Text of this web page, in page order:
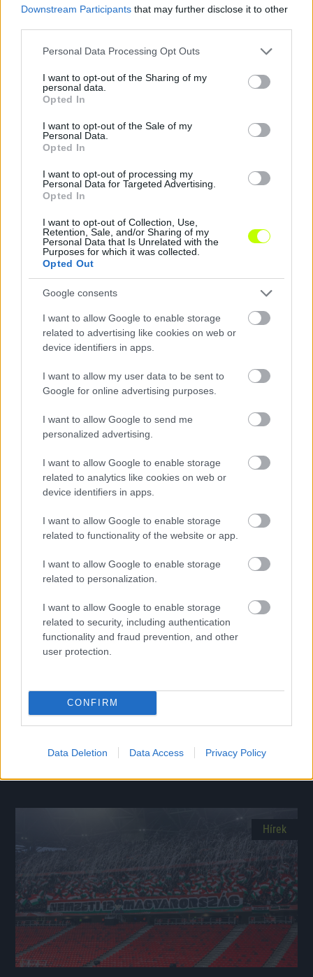
Downstream Participants that may further disclose it to other
Please note that this website/app uses one or more Google
not limited to your visit or usage behaviour. You may click to
grant or deny consent to Google and its third-party tags to
use your data for below specified purposes in below Google
consent section.
Personal Data Processing Opt Outs
I want to opt-out of the Sharing of my
personal data.
Opted In
I want to opt-out of the Sale of my
Personal Data.
Opted In
I want to opt-out of processing my
Personal Data for Targeted Advertising.
Opted In
I want to opt-out of Collection, Use,
Retention, Sale, and/or Sharing of my
Personal Data that Is Unrelated with the
Purposes for which it was collected.
Opted Out
Google consents
I want to allow Google to enable storage
related to advertising like cookies on web or
device identifiers in apps.
I want to allow my user data to be sent to
Google for online advertising purposes.
I want to allow Google to send me
personalized advertising.
I want to allow Google to enable storage
related to analytics like cookies on web or
device identifiers in apps.
I want to allow Google to enable storage
related to functionality of the website or app.
I want to allow Google to enable storage
related to personalization.
I want to allow Google to enable storage
related to security, including authentication
functionality and fraud prevention, and other
user protection.
CONFIRM
Data Deletion Data Access Privacy Policy
DVSC: eldőlt Dzsudzsák Balázs sorsa
A DVSC fontos bejelentést tett Dzsudzsák Balázsról.
2026.06.24.
Hírek
jövőjéről nyilatkozott
Bogdán Ádám elismerte, hogy figyelik a Paks támadóját.
Hírek
A magyar válogatottnál sérült meg a védő, klubjának
Ágyéksérülést szenvedett a nemzeti csapat összetartásán.
Hírek